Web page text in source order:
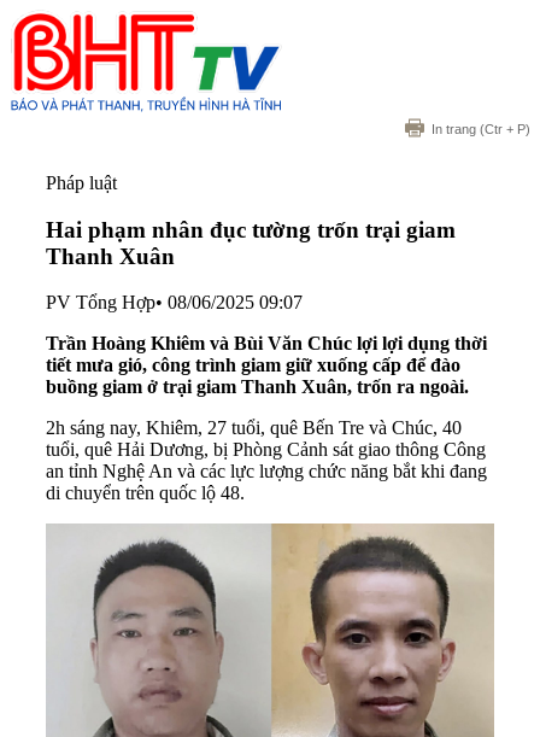
In trang (Ctr + P)
Pháp luật
Hai phạm nhân đục tường trốn trại giam
Thanh Xuân
PV Tổng Hợp• 08/06/2025 09:07
Trần Hoàng Khiêm và Bùi Văn Chúc lợi lợi dụng thời
tiết mưa gió, công trình giam giữ xuống cấp để đào
buồng giam ở trại giam Thanh Xuân, trốn ra ngoài.
2h sáng nay, Khiêm, 27 tuổi, quê Bến Tre và Chúc, 40
tuổi, quê Hải Dương, bị Phòng Cảnh sát giao thông Công
an tỉnh Nghệ An và các lực lượng chức năng bắt khi đang
di chuyển trên quốc lộ 48.